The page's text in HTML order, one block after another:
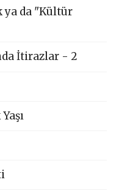
ya da "Kültür
İtirazlar - 2